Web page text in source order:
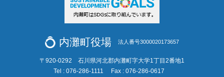
内灘町役場 法人番号3000020173657
〒920-0292 石川県河北郡内灘町字大学1丁目2番地1
Tel : 076-286-1111
Fax : 076-286-0617